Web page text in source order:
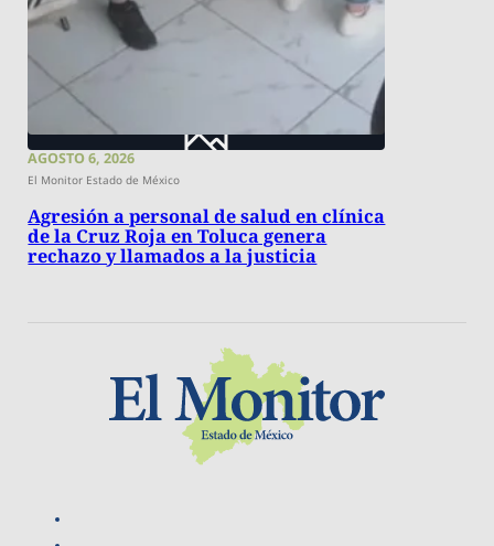
AGOSTO 6, 2026
El Monitor Estado de México
Agresión a personal de salud en clínica
de la Cruz Roja en Toluca genera
rechazo y llamados a la justicia